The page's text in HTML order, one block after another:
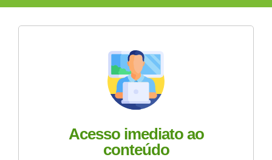
Acesso imediato ao
conteúdo